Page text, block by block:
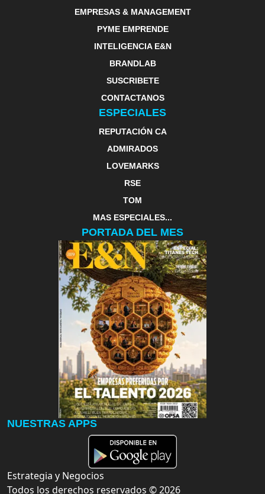
EMPRESAS & MANAGEMENT
PYME EMPRENDE
INTELIGENCIA E&N
BRANDLAB
SUSCRIBETE
CONTACTANOS
ESPECIALES
REPUTACIÓN CA
ADMIRADOS
LOVEMARKS
RSE
TOM
MAS ESPECIALES...
PORTADA DEL MES
NUESTRAS APPS
Estrategia y Negocios
Todos los derechos reservados ©2026